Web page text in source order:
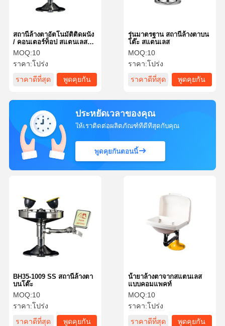
สถานีล้างตาอัตโนมัติติดผนัง
/ คอนเตอร์ท็อป สแตนเลส
304
MOQ:10
ราคา:โปร่ง
ราคาดีที่สุด
พูดคุยกัน
รุ่นมาตรฐาน สถานีล้างตาบน
โต๊ะ สแตนเลส
MOQ:10
ราคา:โปร่ง
ราคาดีที่สุด
พูดคุยกัน
ประหยัดเวลาของคุณ
ให้เราติดต่อผลิตภัณฑ์ที่ดีที่สุดกับคุณ
พูดคุยกันตอนนี้
น้ํายาล้างตาจากสแตนเลส
แบบคอมแพคท์
MOQ:10
ราคา:โปร่ง
ราคาดีที่สุด
พูดคุยกัน
BH35-1009 SS สถานีล้างตา
บนโต๊ะ
MOQ:10
ราคา:โปร่ง
ราคาดีที่สุด
พูดคุยกัน